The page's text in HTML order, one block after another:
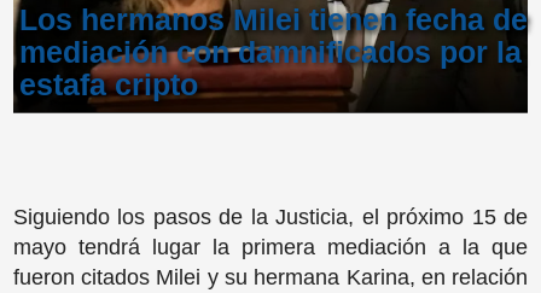
Los hermanos Milei tienen fecha de
mediación con damnificados por la
estafa cripto
Siguiendo los pasos de la Justicia, el próximo 15 de
mayo tendrá lugar la primera mediación a la que
fueron citados Milei y su hermana Karina, en relación